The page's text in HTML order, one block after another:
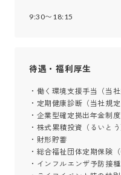
9:30〜18:15
待遇・福利厚生
・働く環境支援手当（当社
・定期健康診断（当社規
・企業型確定拠出年金制度
・株式累積投資（るいとう
・財形貯蓄
・総合福祉団体定期保険（
・インフルエンザ予防接種